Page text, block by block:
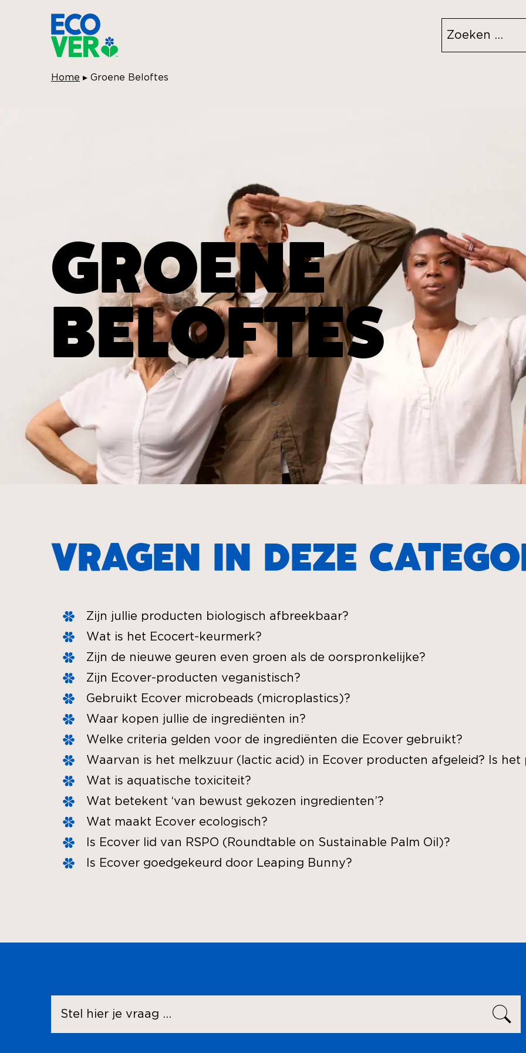
Zoeken
Breadcrumbs:
Home ▸ Groene Beloftes
GROENE
BELOFTES
VRAGEN IN DEZE
Zijn jullie producten biologisch afbreekbaar?
Wat is het Ecocert-keurmerk?
Zijn de nieuwe geuren even groen als de oorspronkelijke?
Zijn Ecover-producten veganistisch?
Gebruikt Ecover microbeads (microplastics)?
Waar kopen jullie de ingrediënten in?
Welke criteria gelden voor de ingrediënten die Ecover gebruikt?
Waarvan is het melkzuur (lactic acid) in Ecover producten afgeleid? Is het
Wat is aquatische toxiciteit?
Wat betekent ‘van bewust gekozen ingredienten’?
Wat maakt Ecover ecologisch?
Is Ecover lid van RSPO (Roundtable on Sustainable Palm Oil)?
Is Ecover goedgekeurd door Leaping Bunny?